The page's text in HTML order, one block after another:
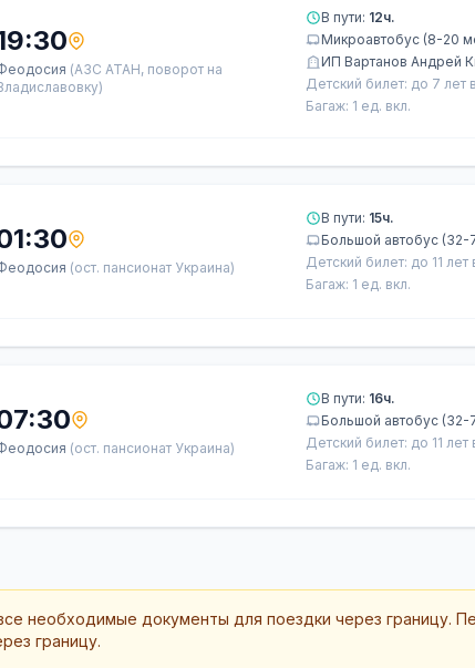
(АЗС АТАН, поворот на
В пути: 12ч.
Микроавтобус (8-20
ИП Вартанов Андрей
Детский билет: до 7 лет
Багаж: 1 ед. вкл.
(ост. пансионат Украина)
В пути: 15ч.
Большой автобус (32-
Детский билет: до 11 лет
Багаж: 1 ед. вкл.
(ост. пансионат Украина)
В пути: 16ч.
Большой автобус (32-
Детский билет: до 11 лет
Багаж: 1 ед. вкл.
необходимые документы для поездки через границу.
границу.